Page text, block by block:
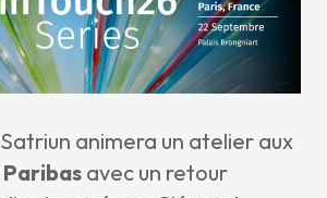
animera un atelier aux
Paribas avec un retour